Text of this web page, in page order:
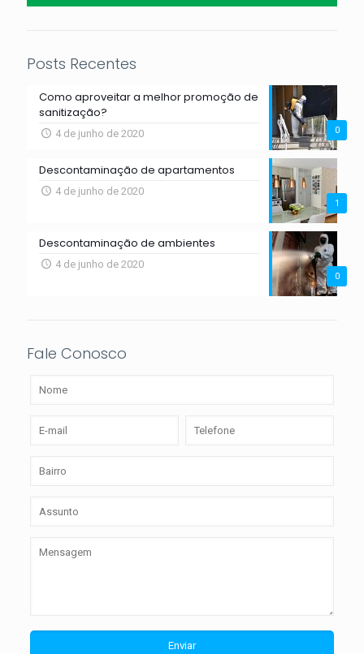
Posts Recentes
0
Como aproveitar a melhor promoção de
sanitização?
4 de junho de 2020
1
Descontaminação de apartamentos
4 de junho de 2020
0
Descontaminação de ambientes
4 de junho de 2020
Fale Conosco